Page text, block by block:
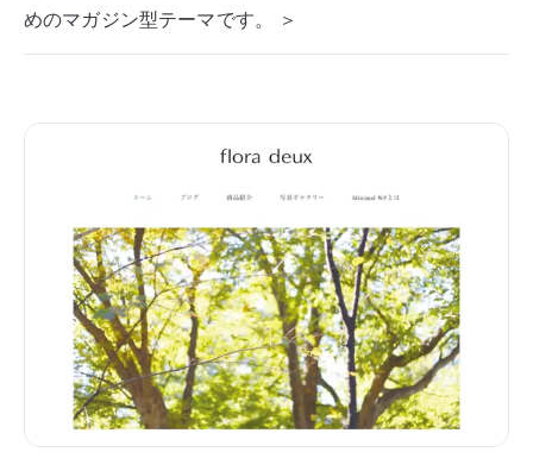
めのマガジン型テーマです。 ＞